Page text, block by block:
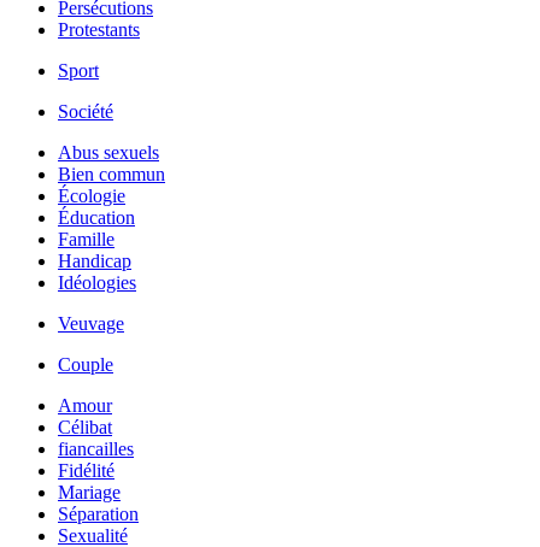
Persécutions
Protestants
Sport
Société
Abus sexuels
Bien commun
Écologie
Éducation
Famille
Handicap
Idéologies
Veuvage
Couple
Amour
Célibat
fiancailles
Fidélité
Mariage
Séparation
Sexualité